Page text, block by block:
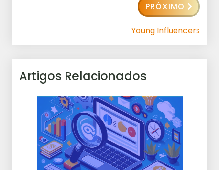
PRÓXIMO
Young Influencers
Artigos Relacionados